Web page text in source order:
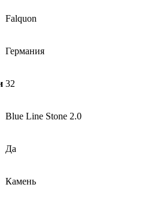
Falquon
Германия
32
Blue Line Stone 2.0
Да
Камень